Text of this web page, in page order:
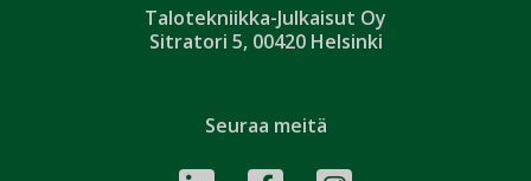
Talotekniikka-Julkaisut Oy
Sitratori 5, 00420 Helsinki
Seuraa meitä